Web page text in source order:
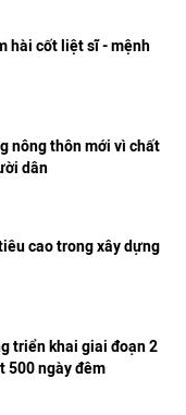
hài cốt liệt sĩ - mệnh
nông thôn mới vì chất
dân
cao trong xây dựng
triển khai giai đoạn 2
500 ngày đêm